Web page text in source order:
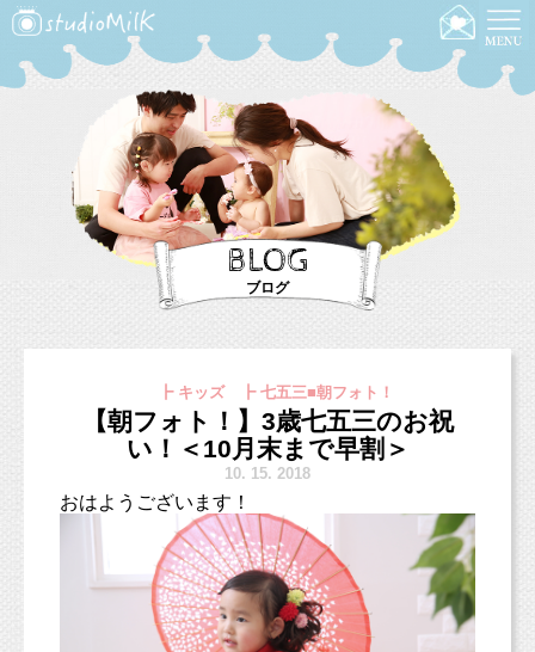
BLOG
ブログ
┣ キッズ ┣ 七五三■朝フォト！
【朝フォト！】3歳七五三のお祝
い！＜10月末まで早割＞
10. 15. 2018
おはようございます！